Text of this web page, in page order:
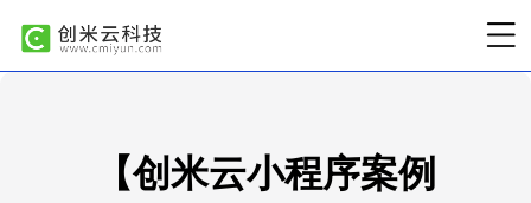
【创米云小程序案例